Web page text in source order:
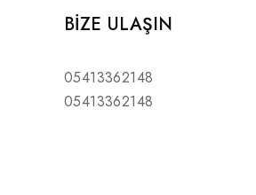
BIZE ULAŞIN
05413362148
05413362148